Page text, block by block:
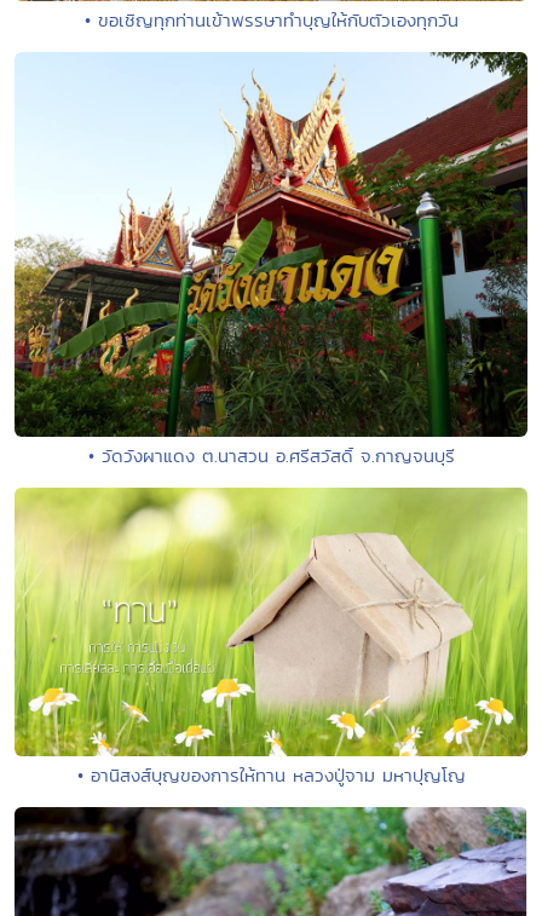
• ขอเชิญทุกท่านเข้าพรรษาทำบุญให้กับตัวเองทุกวัน
• วัดวังผาแดง ต.นาสวน อ.ศรีสวัสดิ์ จ.กาญจนบุรี
• อานิสงส์บุญของการให้ทาน หลวงปู่จาม มหาปุญโญ